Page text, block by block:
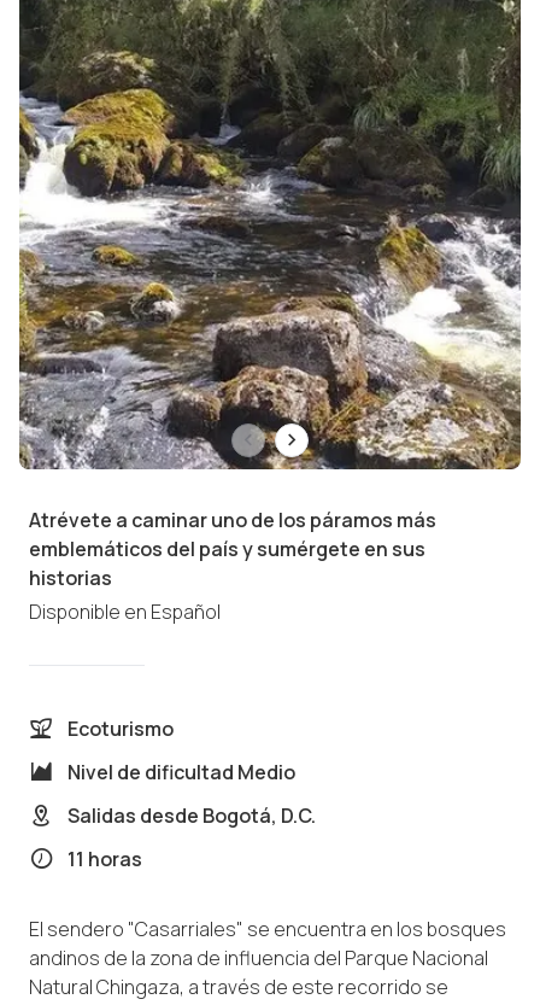
Atrévete a caminar uno de los páramos más
emblemáticos del país y sumérgete en sus
historias
Disponible en Español
Ecoturismo
Nivel de dificultad Medio
Salidas desde Bogotá, D.C.
11 horas
El sendero "Casarriales" se encuentra en los bosques
andinos de la zona de influencia del Parque Nacional
Natural Chingaza, a través de este recorrido se